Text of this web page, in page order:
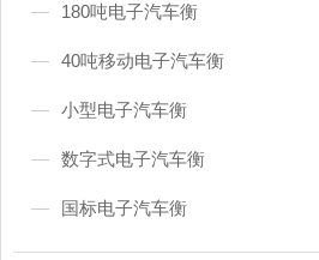
180吨电子汽车衡
40吨移动电子汽车衡
小型电子汽车衡
数字式电子汽车衡
国标电子汽车衡